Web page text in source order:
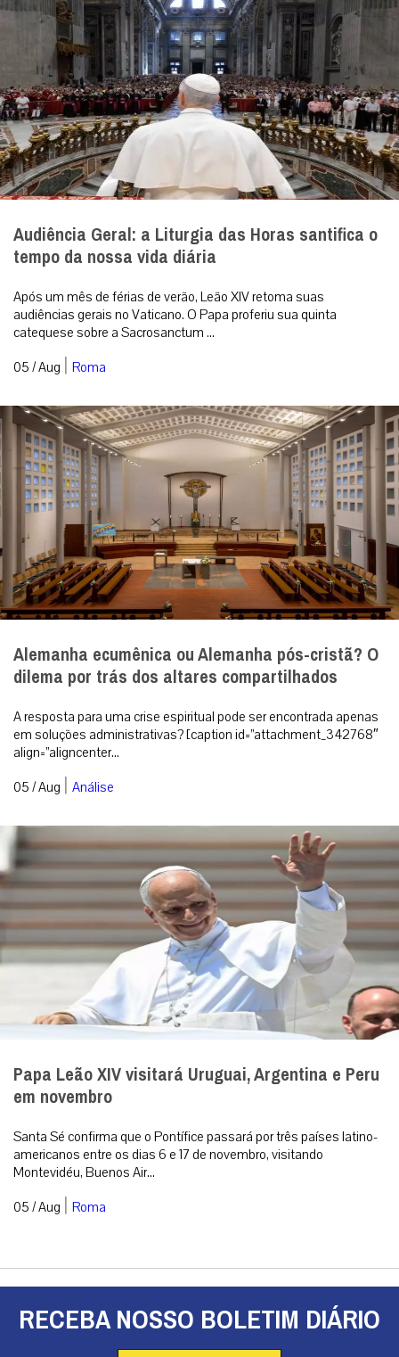
Audiência Geral: a Liturgia das Horas santifica o
tempo da nossa vida diária
Após um mês de férias de verão, Leão XIV retoma suas
audiências gerais no Vaticano. O Papa proferiu sua quinta
catequese sobre a Sacrosanctum ...
05 / Aug | Roma
Alemanha ecumênica ou Alemanha pós-cristã? O
dilema por trás dos altares compartilhados
A resposta para uma crise espiritual pode ser encontrada apenas
em soluções administrativas? [caption id=”attachment_342768″
align=”aligncenter...
05 / Aug | Análise
Papa Leão XIV visitará Uruguai, Argentina e Peru
em novembro
Santa Sé confirma que o Pontífice passará por três países latino-
americanos entre os dias 6 e 17 de novembro, visitando
Montevidéu, Buenos Air...
05 / Aug | Roma
RECEBA NOSSO BOLETIM DIÁRIO